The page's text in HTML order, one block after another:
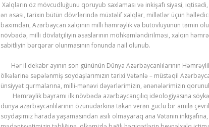
Xalqların öz mövcudluğunu qoruyub saxlaması və inkişafı siyasi,
ən əsası, tarixin bütün dövrlərində müxtəlif xalqlar, millətlər üçün
baxımdan, Azərbaycan xalqının milli həmrəylik və bütövlüyünün təmin
növbədə, milli dövlətçiliyin əsaslarının möhkəmləndirilməsi, xalqın
sabitliyin bərqərar olunmasının fonunda nail olunub.
Hər il dekabr ayının son gününün Dünya Azərbaycanlılarının
ölkələrinə səpələnmiş soydaşlarımızın tarixi Vətənlə – müstəqil
ünsiyyət qurmalarına, milli-mənəvi dəyərlərimizin, ənənələrimizin
Həmrəylik bayramı ilk növbədə azərbaycançılıq ideologiyasına
dünya azərbaycanlılarının özünüdərkinə təkan verən güclü bir amilə
soydaşımız harada yaşamasından asılı olmayaraq ana Vətənin